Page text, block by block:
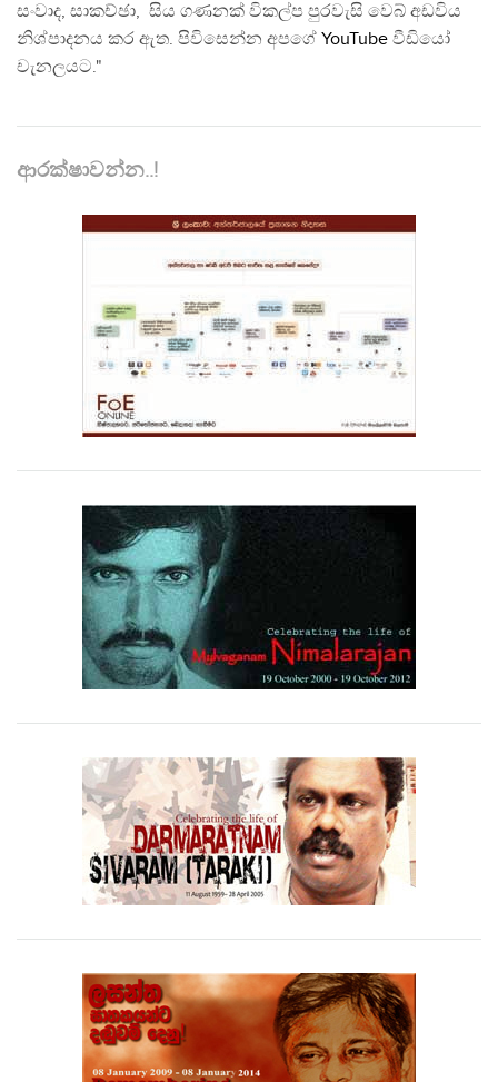
සංවාද, සාකච්ඡා, සිය ගණනක් විකල්ප පුරවැසි වෙබ් අඩවිය
නිශ්පාදනය කර ඇත. පිවිසෙන්න අපගේ YouTube වීඩියෝ
චැනලයට."
ආරක්ෂාවන්න..!